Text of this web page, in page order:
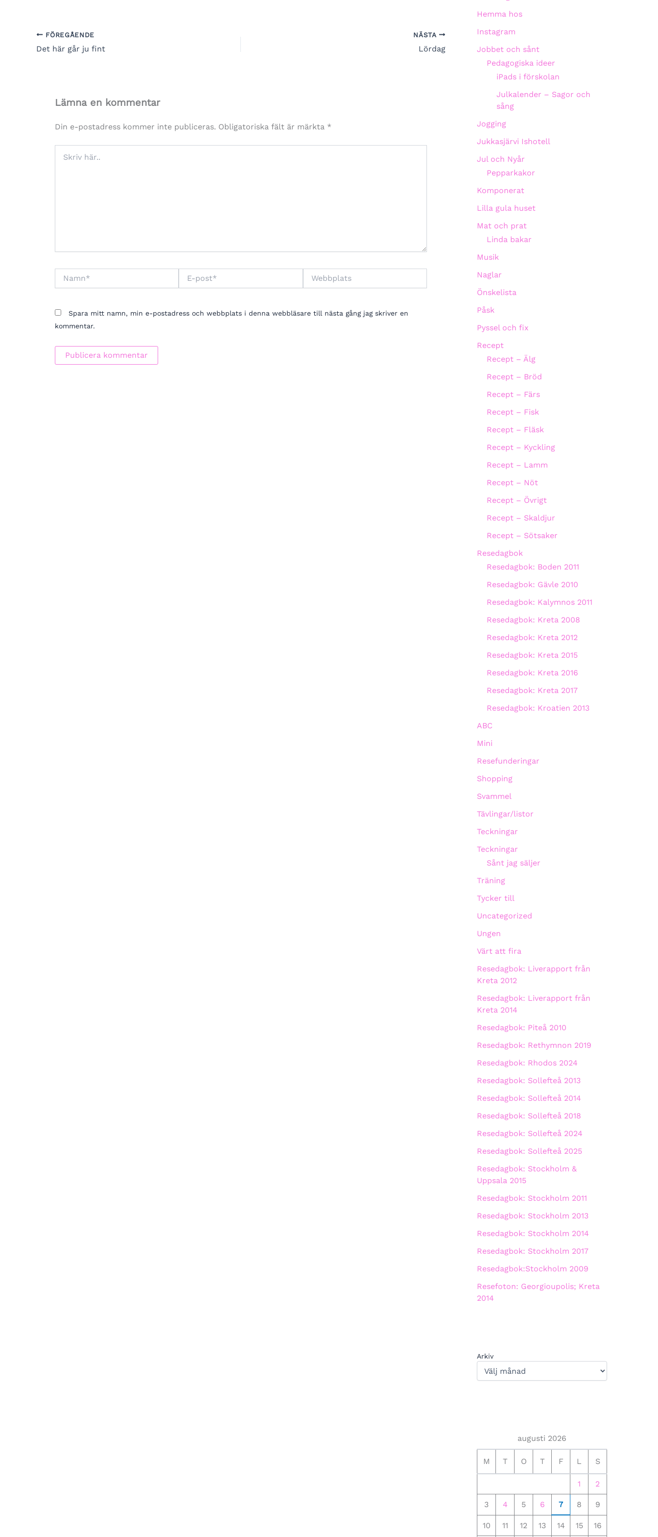
FÖREGÅENDE
Det här går ju fint
NÄSTA
Lördag
Lämna en kommentar
Din e-postadress kommer inte publiceras. Obligatoriska fält är märkta *
här..
post*
Spara mitt namn, min e-postadress och webbplats i denna webbläsare till nästa gång jag skriver en
kommentar.
Hemma hos
Instagram
Jobbet och sånt
Pedagogiska ideer
iPads i förskolan
Julkalender – Sagor och
sång
Jogging
Jukkasjärvi Ishotell
Jul och Nyår
Pepparkakor
Komponerat
Lilla gula huset
Mat och prat
Linda bakar
Musik
Naglar
Önskelista
Påsk
Pyssel och fix
Recept
Recept – Älg
Recept – Bröd
Recept – Färs
Recept – Fisk
Recept – Fläsk
Recept – Kyckling
Recept – Lamm
Recept – Nöt
Recept – Övrigt
Recept – Skaldjur
Recept – Sötsaker
Resedagbok
Resedagbok: Boden 2011
Resedagbok: Gävle 2010
Resedagbok: Kalymnos 2011
Resedagbok: Kreta 2008
Resedagbok: Kreta 2012
Resedagbok: Kreta 2015
Resedagbok: Kreta 2016
Resedagbok: Kreta 2017
Resedagbok: Kroatien 2013
ABC
Mini
Resefunderingar
Shopping
Svammel
Tävlingar/listor
Teckningar
Teckningar
Sånt jag säljer
Träning
Tycker till
Uncategorized
Ungen
Värt att fira
Resedagbok: Liverapport från
Kreta 2012
Resedagbok: Liverapport från
Kreta 2014
Resedagbok: Piteå 2010
Resedagbok: Rethymnon 2019
Resedagbok: Rhodos 2024
Resedagbok: Sollefteå 2013
Resedagbok: Sollefteå 2014
Resedagbok: Sollefteå 2018
Resedagbok: Sollefteå 2024
Resedagbok: Sollefteå 2025
Resedagbok: Stockholm &
Uppsala 2015
Resedagbok: Stockholm 2011
Resedagbok: Stockholm 2013
Resedagbok: Stockholm 2014
Resedagbok: Stockholm 2017
Resedagbok:Stockholm 2009
Resefoton: Georgioupolis; Kreta
2014
Arkiv
augusti 2026
M T O T F L S
1 2
3 4 5 6 7 8 9
10 11 12 13 14 15 16